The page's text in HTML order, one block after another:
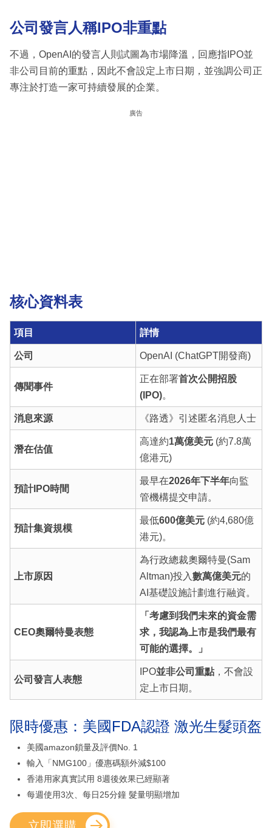
公司發言人稱IPO非重點
不過，OpenAI的發言人則試圖為市場降溫，回應指IPO並
非公司目前的重點，因此不會設定上市日期，並強調公司正
專注於打造一家可持續發展的企業。
廣告
核心資料表
項目 詳情
公司 OpenAI (ChatGPT開發商)
傳聞事件
正在部署首次公開招股
(IPO)。
消息來源 《路透》引述匿名消息人士
潛在估值
高達約1萬億美元(約7.8萬
億港元)
預計IPO時間
最早在2026年下半年向監
管機構提交申請。
預計集資規模
最低600億美元(約4,680億
港元)。
上市原因
為行政總裁奧爾特曼(Sam
Altman)投入數萬億美元的
AI基礎設施計劃進行融資。
CEO奧爾特曼表態
「考慮到我們未來的資金需
求，我認為上市是我們最有
可能的選擇。」
公司發言人表態
IPO並非公司重點，不會設
定上市日期。
限時優惠：美國FDA認證 激光生髮頭盔
美國amazon鎖量及評價No. 1
輸入「NMG100」優惠碼額外減$100
香港用家真實試用 8週後效果已經顯著
每週使用3次、每日25分鐘 髮量明顯增加